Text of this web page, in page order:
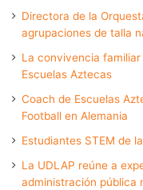
Directora de la
agrupaciones de talla
La convivencia
Escuelas Aztecas
Coach de Escuelas
Football en Alemania
Estudiantes STEM de
La UDLAP reúne a
administración pública